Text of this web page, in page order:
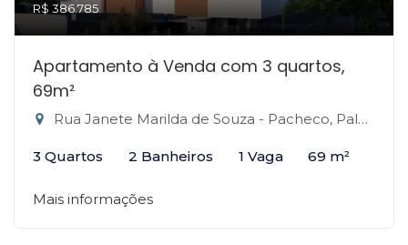
R$ 386.785
Apartamento à Venda com 3 quartos,
69m²
Rua Janete Marilda de Souza - Pacheco, Palhoça-SC
3 Quartos 2 Banheiros 1 Vaga 69 m²
Mais informações